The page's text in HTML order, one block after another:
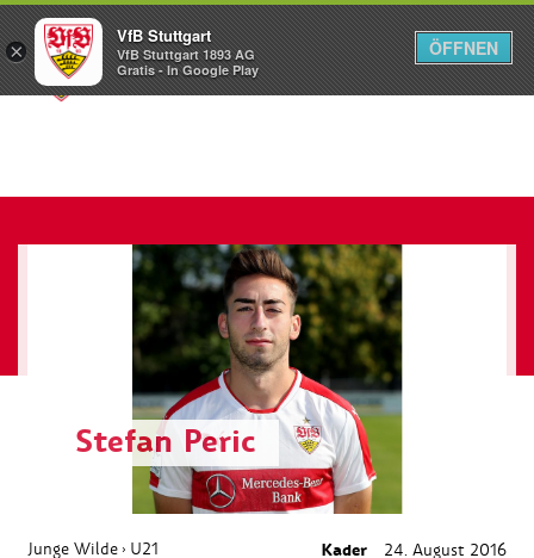
Menü
Stefan Peric
Junge Wilde › U21 Kader 24. August 2016
×
VfB Stuttgart
VfB Stuttgart 1893 AG
Gratis - In Google Play
ÖFFNEN